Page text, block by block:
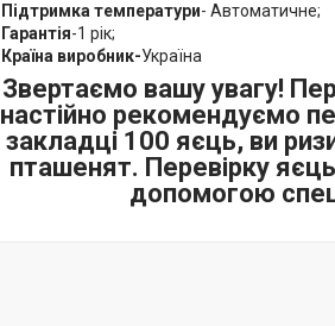
Підтримка температури- Автоматичне;
Гарантія-1 рік;
Країна виробник-Україна
Звертаємо вашу увагу!
настійно рекомендуємо
закладці 100 яєць, ви
пташенят. Перевірку
допомогою